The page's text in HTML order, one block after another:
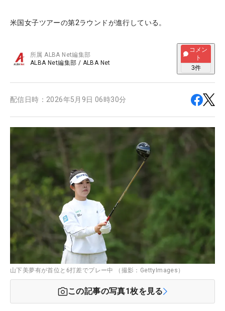
米国女子ツアーの第2ラウンドが進行している。
所属ALBA Net編集部
ALBA Net編集部 / ALBA Net
コメン
ト
3件
配信日時： 2026年5月9日 06時30分
山下美夢有が首位と6打差でプレー中 （撮影：GettyImages）
この記事の写真1枚を見る